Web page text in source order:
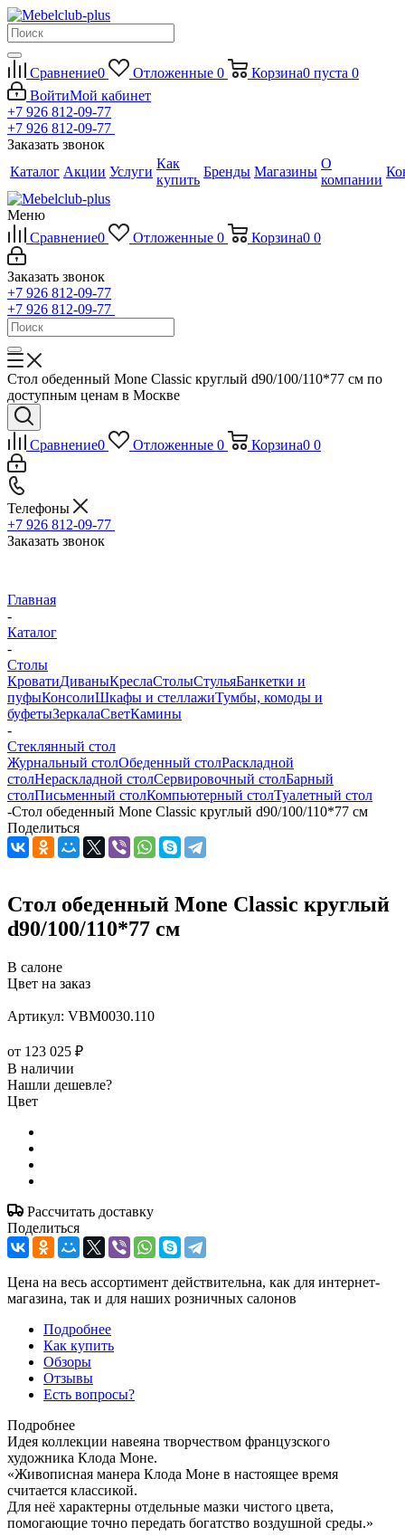
Сравнение0 Отложенные 0 Корзина0 пуста 0
ВойтиМой кабинет
+7 926 812-09-77
+7 926 812-09-77
Заказать звонок
Каталог Акции Услуги
Как
купить
Бренды Магазины
О
компании
Меню
Сравнение0 Отложенные 0 Корзина0 0
Заказать звонок
+7 926 812-09-77
+7 926 812-09-77
Стол обеденный Mone Classic круглый d90/100/110*77 см по
доступным ценам в Москве
Сравнение0 Отложенные 0 Корзина0 0
Телефоны
+7 926 812-09-77
Заказать звонок
Главная
-
Каталог
-
Столы
КроватиДиваныКреслаСтолыСтульяБанкетки и
пуфыКонсолиШкафы и стеллажиТумбы, комоды и
буфетыЗеркалаСветКамины
-
Стеклянный стол
Журнальный столОбеденный столРаскладной
столНераскладной столСервировочный столБарный
столПисьменный столКомпьютерный столТуалетный стол
-Стол обеденный Mone Classic круглый d90/100/110*77 см
Поделиться
Стол обеденный Mone Classic круглый
d90/100/110*77 см
В салоне
Цвет на заказ
Артикул: VBM0030.110
от 123 025 ₽
В наличии
Нашли дешевле?
Цвет
Рассчитать доставку
Поделиться
Цена на весь ассортимент действительна, как для интернет-
магазина, так и для наших розничных салонов
Подробнее
Как купить
Обзоры
Отзывы
Есть вопросы?
Подробнее
Идея коллекции навеяна творчеством французского
художника Клода Моне.
«Живописная манера Клода Моне в настоящее время
считается классикой.
Для неё характерны отдельные мазки чистого цвета,
помогающие точно передать богатство воздушной среды.»